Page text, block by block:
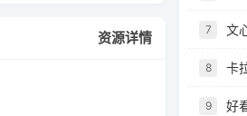
资源详情
7 文
8
9 好